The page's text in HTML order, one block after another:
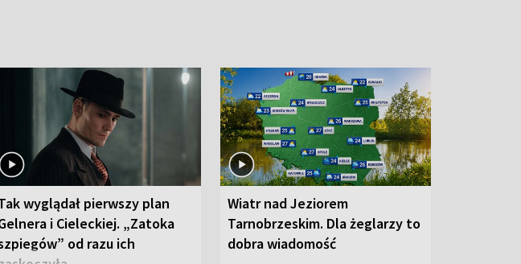
wyglądał pierwszy plan
i Cieleckiej. „Zatoka
od razu ich
Wiatr nad Jeziorem
Tarnobrzeskim. Dla żeglarzy to
dobra wiadomość